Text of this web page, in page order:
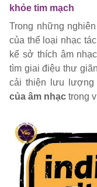
khỏe tim mạch
Trong những
của thể loại nhạc
kể sở thích âm
tìm giai điệu thư
cải thiện lưu lượng
của âm nhạc trong